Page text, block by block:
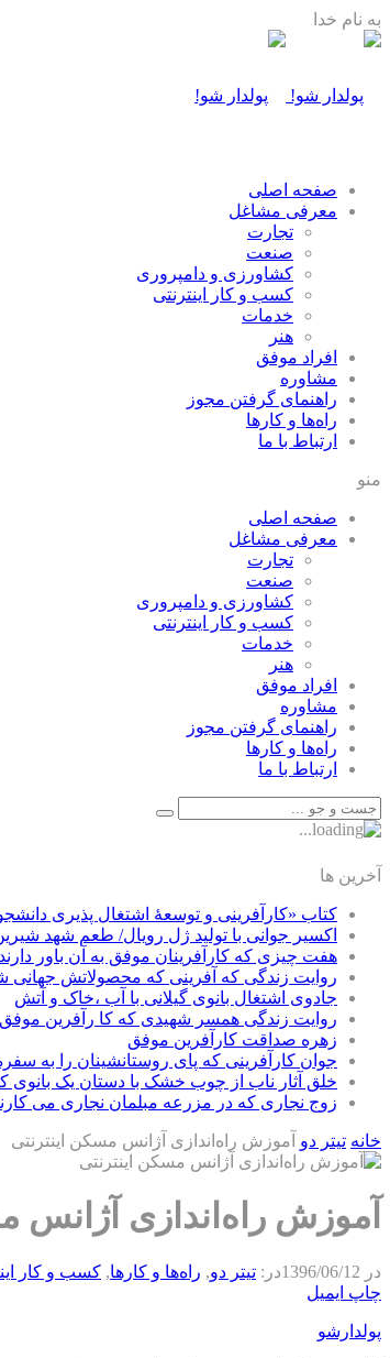
به نام خدا
صفحه اصلی
معرفی مشاغل
تجارت
صنعت
كشاورزی و دامپروری
كسب و كار اينترنتی
خدمات
هنر
افراد موفق
مشاوره
راهنمای گرفتن مجوز
راه‌ها و كارها
ارتباط با ما
منو
صفحه اصلی
معرفی مشاغل
تجارت
صنعت
كشاورزی و دامپروری
كسب و كار اينترنتی
خدمات
هنر
افراد موفق
مشاوره
راهنمای گرفتن مجوز
راه‌ها و كارها
ارتباط با ما
آخرین ها
کتاب «کارآفرینی و توسعۀ اشتغال پذیری
اکسیر جوانی با تولید ژل رویال/ طعم شهد
هفت چیزی که کارآفرینان موفق به آن باور دارند
روایت زندگی که آفرینی که محصولاتش جهانی
جادوی اشتغال بانوی گیلانی با آب ،خاک و آتش
روایت زندگی همسر شهیدی که کا رآفرین
زهره صداقت کارآفرین موفق
جوان کارآفرینی که پای روستانشینان را به
خلق آثار ناب از چوب خشک با دستان یک بانوی
زوج نجاری که در مزرعه مبلمان نجاری می
خانه تیتر دو آموزش راه‌اندازی آژانس مسکن اینترنتی
آموزش راه‌اندازی آژانس
در 1396/06/12در: تیتر دو, راه‌ها و كارها, كسب و كار
چاپ ایمیل
پولدارشو